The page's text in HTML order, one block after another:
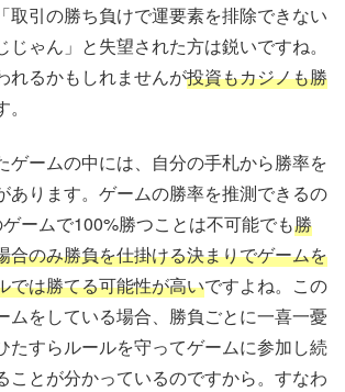
取引の勝ち負けで運要素を排除できない
じゃん」と失望された方は鋭いですね。
れるかもしれませんが投資もカジノも勝
ゲームの中には、自分の手札から勝率を
あります。ゲームの勝率を推測できるの
ームで100%勝つことは不可能でも勝
合のみ勝負を仕掛ける決まりでゲームを
では勝てる可能性が高いですよね。この
ムをしている場合、勝負ごとに一喜一憂
たすらルールを守ってゲームに参加し続
ことが分かっているのですから。すなわ